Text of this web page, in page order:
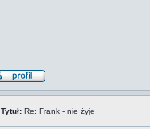
Tytuł: Re: Frank - nie żyje